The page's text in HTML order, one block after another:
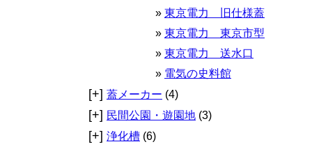
東京電力 旧仕様蓋
東京電力 東京市型
東京電力 送水口
電気の史料館
[+] 蓋メーカー (4)
[+] 民間公園・遊園地 (3)
[+] 浄化槽 (6)